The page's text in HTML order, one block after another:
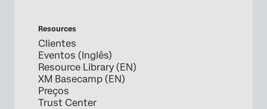
Resources
Clientes
Eventos (Inglês)
Resource Library (EN)
XM Basecamp (EN)
Preços
Trust Center